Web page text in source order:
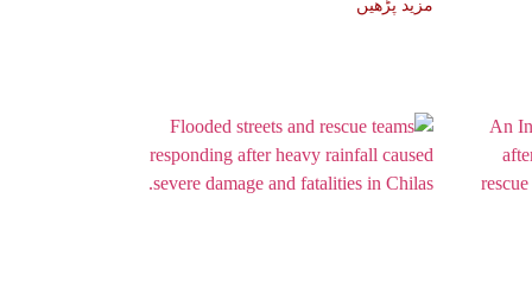
مزید پڑھیں